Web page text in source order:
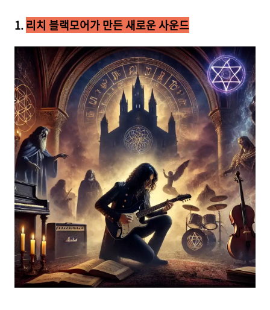
1.리치 블랙모어가 만든 새로운 사운드